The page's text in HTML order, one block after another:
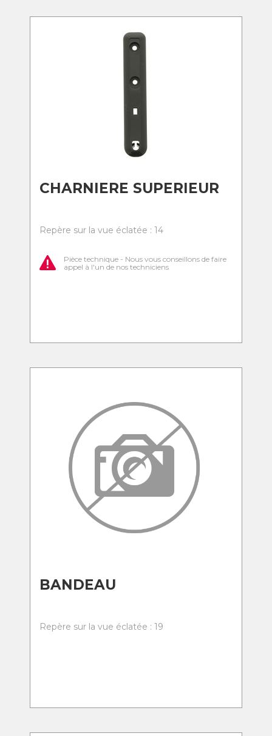
CHARNIERE SUPERIEUR
Repère sur la vue éclatée : 14
Pièce technique - Nous vous conseillons de faire
appel à l'un de nos techniciens
BANDEAU
Repère sur la vue éclatée : 19